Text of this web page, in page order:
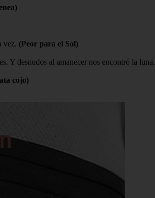
vez. (Peor para el Sol)
Y desnudos al amanecer nos encontró la luna.
cojo)